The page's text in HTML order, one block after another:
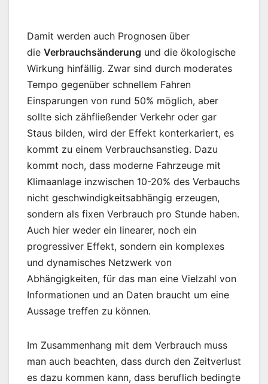
Damit werden auch Prognosen über
die Verbrauchsänderung und die ökologische
Wirkung hinfällig. Zwar sind durch moderates
Tempo gegenüber schnellem Fahren
Einsparungen von rund 50% möglich, aber
sollte sich zähfließender Verkehr oder gar
Staus bilden, wird der Effekt konterkariert, es
kommt zu einem Verbrauchsanstieg. Dazu
kommt noch, dass moderne Fahrzeuge mit
Klimaanlage inzwischen 10-20% des Verbauchs
nicht geschwindigkeitsabhängig erzeugen,
sondern als fixen Verbrauch pro Stunde haben.
Auch hier weder ein linearer, noch ein
progressiver Effekt, sondern ein komplexes
und dynamisches Netzwerk von
Abhängigkeiten, für das man eine Vielzahl von
Informationen und an Daten braucht um eine
Aussage treffen zu können.
Im Zusammenhang mit dem Verbrauch muss
man auch beachten, dass durch den Zeitverlust
es dazu kommen kann, dass beruflich bedingte